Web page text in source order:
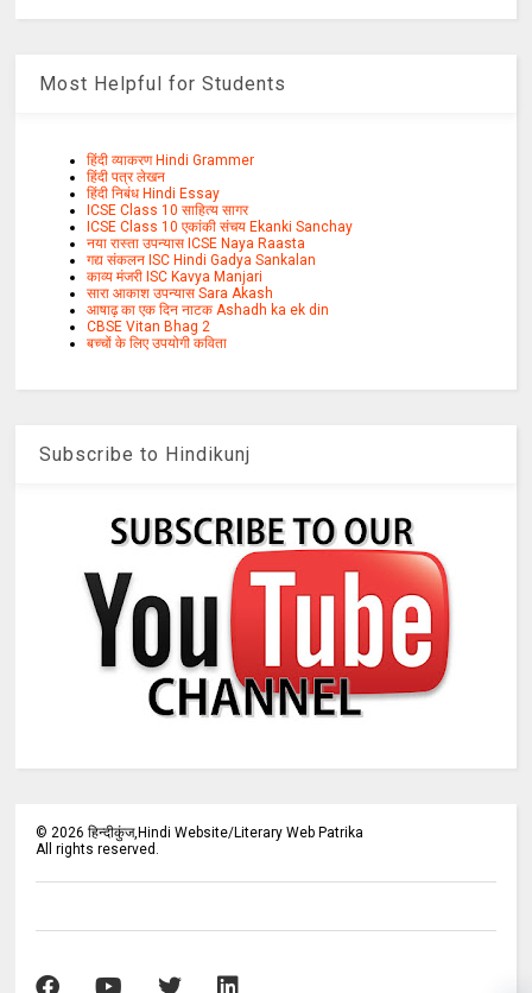
Most Helpful for Students
हिंदी व्याकरण Hindi Grammer
हिंदी पत्र लेखन
हिंदी निबंध Hindi Essay
ICSE Class 10 साहित्य सागर
ICSE Class 10 एकांकी संचय Ekanki Sanchay
नया रास्ता उपन्यास ICSE Naya Raasta
गद्य संकलन ISC Hindi Gadya Sankalan
काव्य मंजरी ISC Kavya Manjari
सारा आकाश उपन्यास Sara Akash
आषाढ़ का एक दिन नाटक Ashadh ka ek din
CBSE Vitan Bhag 2
बच्चों के लिए उपयोगी कविता
Subscribe to Hindikunj
©2026 हिन्दीकुंज,Hindi Website/Literary Web Patrika
All rights reserved.